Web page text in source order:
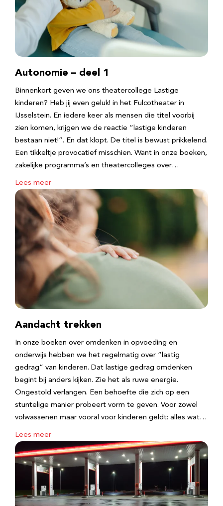
Autonomie – deel 1
Binnenkort geven we ons theatercollege Lastige
kinderen? Heb jij even geluk! in het Fulcotheater in
IJsselstein. En iedere keer als mensen die titel voorbij
zien komen, krijgen we de reactie “lastige kinderen
bestaan niet!”. En dat klopt. De titel is bewust prikkelend.
Een tikkeltje provocatief misschien. Want in onze boeken,
zakelijke programma’s en theatercolleges over…
Lees meer
Aandacht trekken
In onze boeken over omdenken in opvoeding en
onderwijs hebben we het regelmatig over “lastig
gedrag” van kinderen. Dat lastige gedrag omdenken
begint bij anders kijken. Zie het als ruwe energie.
Ongestold verlangen. Een behoefte die zich op een
stuntelige manier probeert vorm te geven. Voor zowel
volwassenen maar vooral voor kinderen geldt: alles wat…
Lees meer